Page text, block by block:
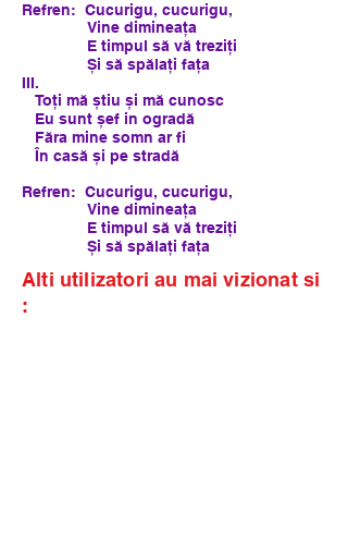
Refren: Cucurigu, cucurigu,
Vine dimineața
E timpul să vă treziți
Și să spălați fața
III.
Toți mă știu și mă cunosc
Eu sunt șef in ogradă
Făra mine somn ar fi
În casă și pe stradă
Refren: Cucurigu, cucurigu,
Vine dimineața
E timpul să vă treziți
Și să spălați fața
Alti utilizatori au mai vizionat si
: